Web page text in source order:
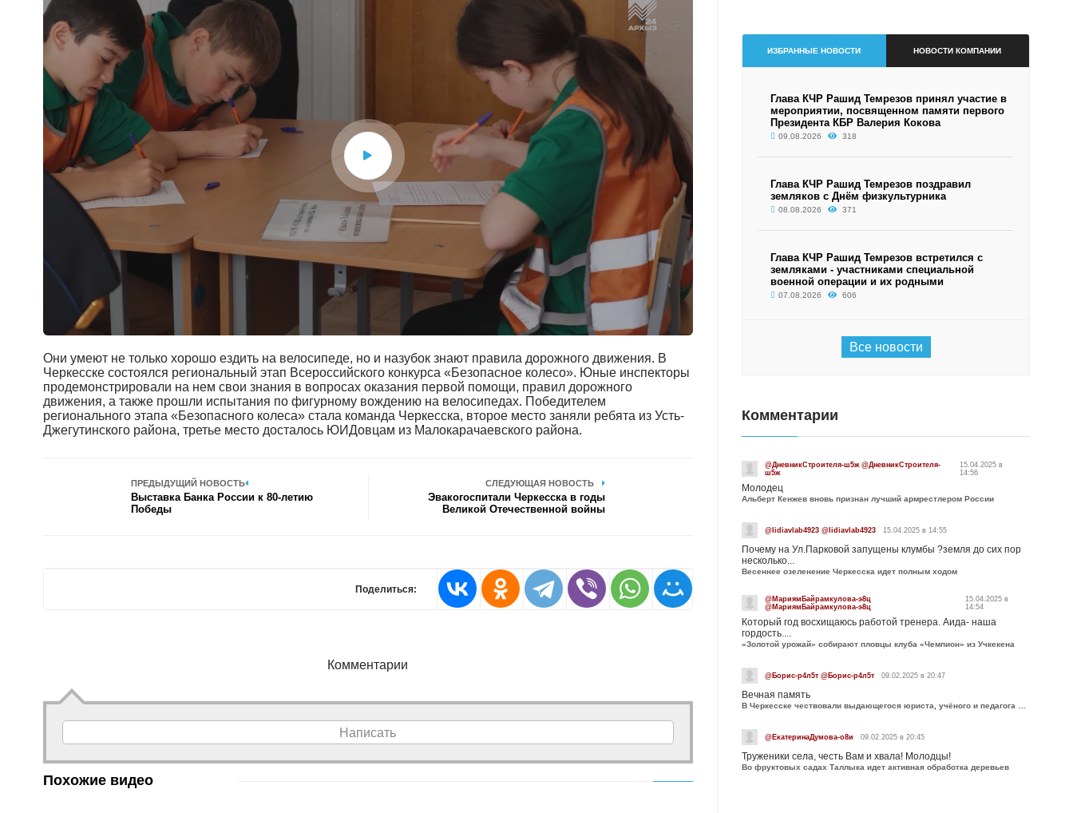
Они умеют не только хорошо ездить на велосипеде, но и назубок знают правила дорожного движения. В
Черкесске состоялся региональный этап Всероссийского конкурса «Безопасное колесо». Юные инспекторы
продемонстрировали на нем свои знания в вопросах оказания первой помощи, правил дорожного
движения, а также прошли испытания по фигурному вождению на велосипедах. Победителем
регионального этапа «Безопасного колеса» стала команда Черкесска, второе место заняли ребята из Усть-
Джегутинского района, третье место досталось ЮИДовцам из Малокарачаевского района.
ПРЕДЫДУЩИЙ НОВОСТЬ
Выставка Банка России к 80-летию
Победы
СЛЕДУЮЩАЯ НОВОСТЬ
Эвакогоспитали Черкесска в годы
Великой Отечественной войны
Поделиться:
Комментарии
Написать
Похожие видео
ИЗБРАННЫЕ НОВОСТИ НОВОСТИ КОМПАНИИ
Глава КЧР Рашид Темрезов принял участие в
мероприятии, посвященном памяти первого
Президента КБР Валерия Кокова
09.08.2026 318
Глава КЧР Рашид Темрезов поздравил
земляков с Днём физкультурника
08.08.2026 371
Глава КЧР Рашид Темрезов встретился с
земляками - участниками специальной
военной операции и их родными
07.08.2026 606
Все новости
Комментарии
@ДневникСтроителя-ш5ж @ДневникСтроителя-
ш5ж
15.04.2025 в
14:56
Молодец
Альберт Кенжев вновь признан лучший армрестлером России
@lidiavlab4923 @lidiavlab4923 15.04.2025 в 14:55
Почему на Ул.Парковой запущены клумбы ?земля до сих пор
несколько...
Весеннее озеленение Черкесска идет полным ходом
@МариямБайрамкулова-э8ц
@МариямБайрамкулова-э8ц
15.04.2025 в
14:54
Который год восхищаюсь работой тренера. Аида- наша
гордость....
«Золотой урожай» собирают пловцы клуба «Чемпион» из Учкекена
@Борис-р4л5т @Борис-р4л5т 09.02.2025 в 20:47
Вечная память
@ЕкатеринаДумова-о8и 09.02.2025 в 20:45
Труженики села, честь Вам и хвала! Молодцы!
Во фруктовых садах Таллыка идет активная обработка деревьев